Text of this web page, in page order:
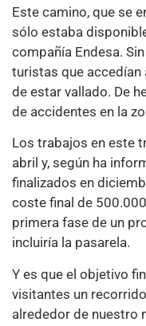
Este camino, que se
sólo estaba
compañía Endesa.
turistas que accedían
de estar vallado. De
de accidentes en la
Los trabajos en este
abril y, según ha
finalizados en
coste final de
primera fase de un
incluiría la pasarela.
Y es que el objetivo
visitantes un
alrededor de nuestro